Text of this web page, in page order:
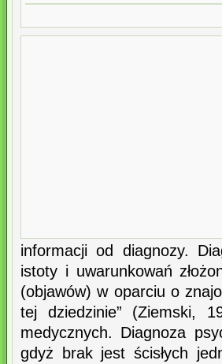
informacji od diagnozy.
istoty i uwarunkowań
(objawów) w oparciu o
tej dziedzinie” (Ziemski,
medycznych. Diagnoza
gdyż brak jest ścisłych